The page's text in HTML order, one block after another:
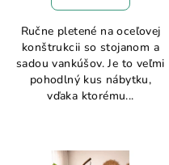
Ručne pletené na oceľovej
konštrukcii so stojanom a
sadou vankúšov. Je to veľmi
pohodlný kus nábytku,
vďaka ktorému...